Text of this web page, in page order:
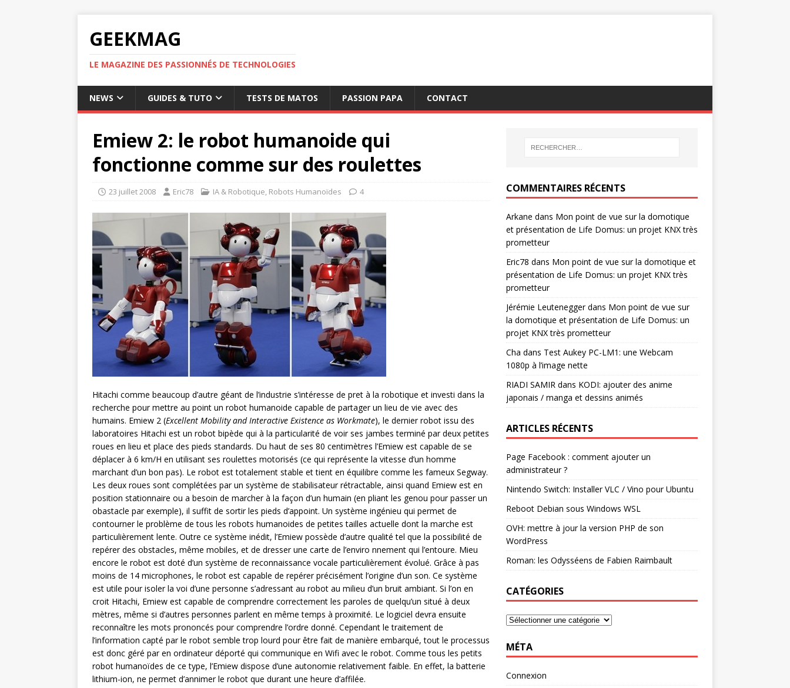
GEEKMAG
LE MAGAZINE DES PASSIONNÉS DE TECHNOLOGIES
NEWS GUIDES & TUTO TESTS DE MATOS PASSION PAPA CONTACT
Emiew 2: le robot humanoide qui
fonctionne comme sur des roulettes
23 juillet 2008 Eric78 IA & Robotique, Robots Humanoïdes 4
Hitachi comme beaucoup d’autre géant de l’industrie s’intéresse de pret à la robotique et investi dans la
recherche pour mettre au point un robot humanoide capable de partager un lieu de vie avec des
humains. Emiew 2 (Excellent Mobility and Interactive Existence as Workmate), le dernier robot issu des
laboratoires Hitachi est un robot bipède qui à la particularité de voir ses jambes terminé par deux petites
roues en lieu et place des pieds standards. Du haut de ses 80 centimètres l’Emiew est capable de se
déplacer à 6 km/H en utilisant ses roulettes motorisés (ce qui représente la vitesse d’un homme
marchant d’un bon pas). Le robot est totalement stable et tient en équilibre comme les fameux Segway.
Les deux roues sont complétées par un système de stabilisateur rétractable, ainsi quand Emiew est en
position stationnaire ou a besoin de marcher à la façon d’un humain (en pliant les genou pour passer un
obastacle par exemple), il suffit de sortir les pieds d’appoint. Un système ingénieu qui permet de
contourner le problème de tous les robots humanoides de petites tailles actuelle dont la marche est
particulièrement lente. Outre ce système inédit, l’Emiew possède d’autre qualité tel que la possibilité de
repérer des obstacles, même mobiles, et de dresser une carte de l’enviro nnement qui l’entoure. Mieu
encore le robot est doté d’un système de reconnaissance vocale particulièrement évolué. Grâce à pas
moins de 14 microphones, le robot est capable de repérer précisément l’origine d’un son. Ce système
est utile pour isoler la voi d’une personne s’adressant au robot au milieu d’un bruit ambiant. Si l’on en
croit Hitachi, Emiew est capable de comprendre correctement les paroles de quelqu’un situé à deux
mètres, même si d’autres personnes parlent en même temps à proximité. Le logiciel devra ensuite
reconnaître les mots prononcés pour comprendre l’ordre donné. Cependant le traitement de
l’information capté par le robot semble trop lourd pour être fait de manière embarqué, tout le processus
est donc géré par en ordinateur déporté qui communique en Wifi avec le robot. Comme tous les petits
robot humanoïdes de ce type, l’Emiew dispose d’une autonomie relativement faible. En effet, la batterie
lithium-ion, ne permet d’annimer le robot que durant une heure d’affilée.
COMMENTAIRES RÉCENTS
Arkane dans Mon point de vue sur la domotique
et présentation de Life Domus: un projet KNX très
prometteur
Eric78 dans Mon point de vue sur la domotique et
présentation de Life Domus: un projet KNX très
prometteur
Jérémie Leuteneggerdans Mon point de vue sur
la domotique et présentation de Life Domus: un
projet KNX très prometteur
Cha dans Test Aukey PC-LM1: une Webcam
1080p à l’image nette
RIADI SAMIR dans KODI: ajouter des anime
japonais / manga et dessins animés
ARTICLES RÉCENTS
Page Facebook : comment ajouter un
administrateur ?
Nintendo Switch: Installer VLC / Vino pour Ubuntu
Reboot Debian sous Windows WSL
OVH: mettre à jour la version PHP de son
WordPress
Roman: les Odysséens de Fabien Raimbault
CATÉGORIES
MÉTA
Connexion